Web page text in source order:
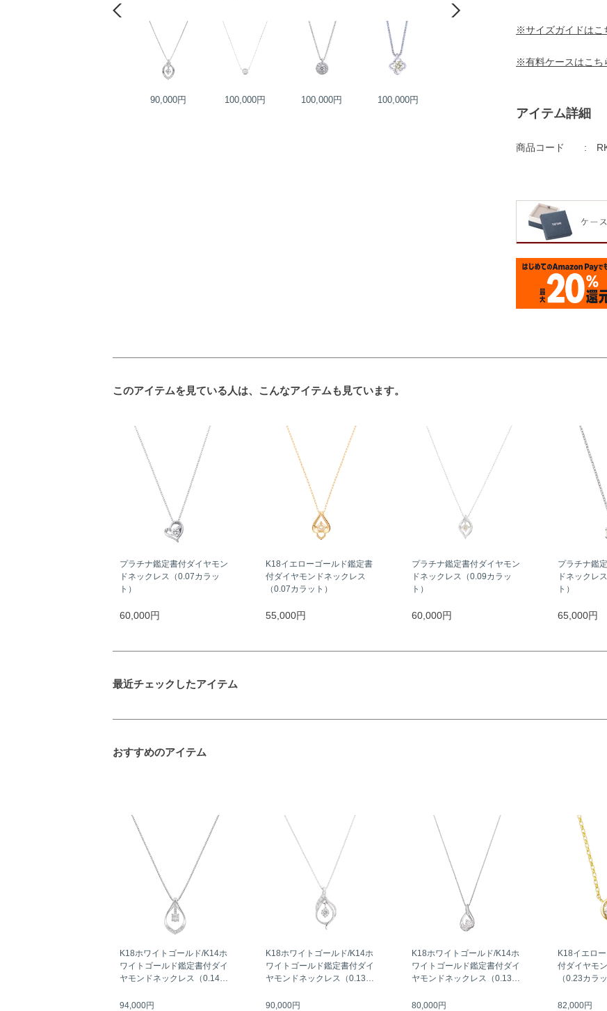
90,000円 100,000円 100,000円 100,000円
※サイズガイドはこ
※有料ケースはこち
アイテム詳細
商品コード
このアイテムを見ている人は、こんなアイテムも見ています。
プラチナ鑑定書付ダイヤモン
ドネックレス（0.07カラッ
ト）
60,000円
K18イエローゴールド鑑定書
付ダイヤモンドネックレス
（0.07カラット）
55,000円
プラチナ鑑定書付ダイヤモン
ドネックレス（0.09カラッ
ト）
60,000円
プラチナ鑑
ドネックレ
ト）
65,000円
最近チェックしたアイテム
おすすめのアイテム
K18ホワイトゴールド/K14ホ
ワイトゴールド鑑定書付ダイ
ヤモンドネックレス（0.14カ
94,000円
K18ホワイトゴールド/K14ホ
ワイトゴールド鑑定書付ダイ
ヤモンドネックレス（0.13カ
90,000円
K18ホワイトゴールド/K14ホ
ワイトゴールド鑑定書付ダイ
ヤモンドネックレス（0.13カ
80,000円
K18イエロ
付ダイヤモ
（0.23カラッ
82,000円